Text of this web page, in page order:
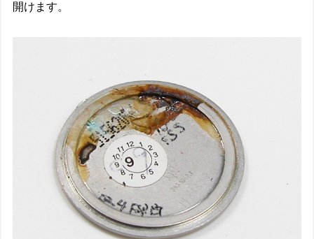
開けます。